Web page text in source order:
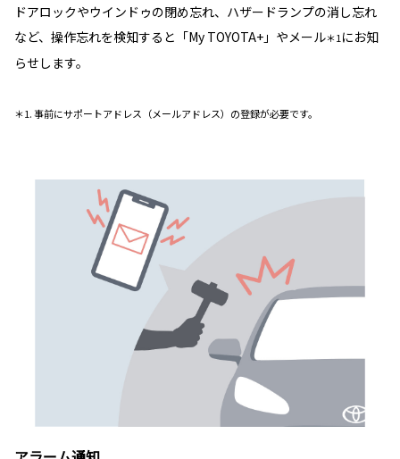
ドアロックやウインドゥの閉め忘れ、ハザードランプの消し忘れ
など、操作忘れを検知すると「My TOYOTA+」やメール＊1 にお知
らせします。
＊1. 事前にサポートアドレス（メールアドレス）の登録が必要です。